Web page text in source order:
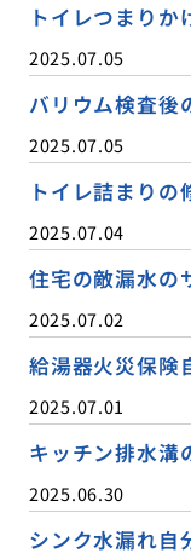
トイレつまりか
2025.07.05
バリウム検査後
2025.07.05
トイレ詰まりの
2025.07.04
住宅の敵漏水の
2025.07.02
給湯器火災保険
2025.07.01
キッチン排水溝
2025.06.30
シンク水漏れ自